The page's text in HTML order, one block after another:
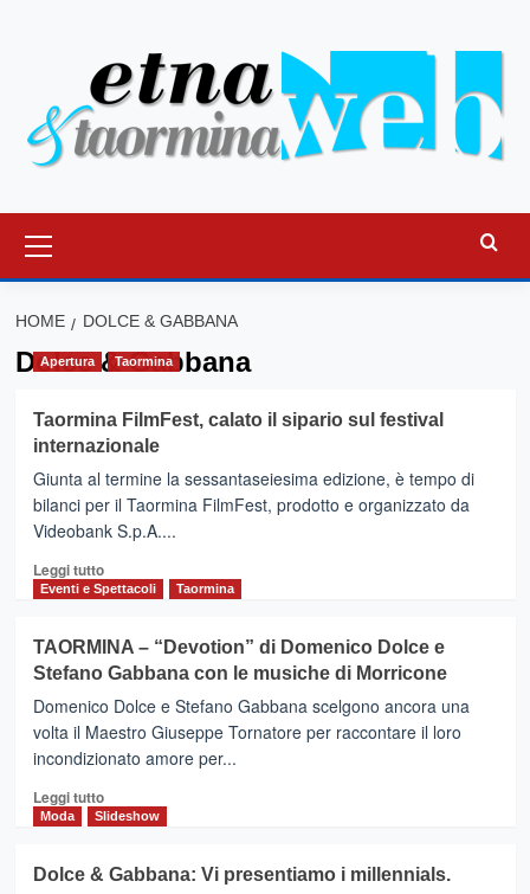
principale
HOME DOLCE & GABBANA
Dolce & Gabbana
Apertura Taormina
Taormina FilmFest, calato il sipario sul festival
internazionale
Giunta al termine la sessantaseiesima edizione, è tempo di
bilanci per il Taormina FilmFest, prodotto e organizzato da
Videobank S.p.A....
Leggi tuttoLeggi
di
Taormina
FilmFest,
calato
sipario
sul
festival
internazionale
Eventi e Spettacoli Taormina
TAORMINA – “Devotion” di Domenico Dolce e
Stefano Gabbana con le musiche di Morricone
Domenico Dolce e Stefano Gabbana scelgono ancora una
volta il Maestro Giuseppe Tornatore per raccontare il loro
incondizionato amore per...
Leggi tuttoLeggi
di
TAORMINA
Moda Slideshow
Dolce & Gabbana: Vi presentiamo i millennials.